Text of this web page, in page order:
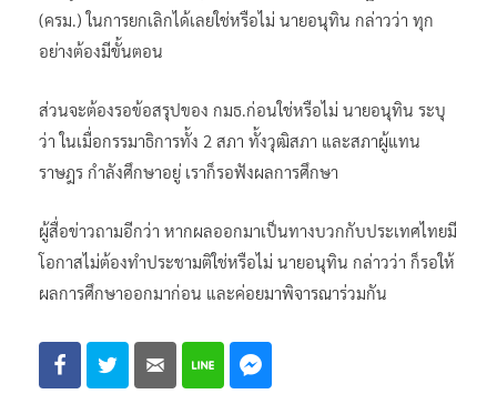
(ครม.) ในการยกเลิกได้เลยใช่หรือไม่ นายอนุทิน กล่าวว่า ทุก
อย่างต้องมีขั้นตอน
ส่วนจะต้องรอข้อสรุปของ กมธ.ก่อนใช่หรือไม่ นายอนุทิน ระบุ
ว่า ในเมื่อกรรมาธิการทั้ง 2 สภา ทั้งวุฒิสภา และสภาผู้แทน
ราษฎร กำลังศึกษาอยู่ เราก็รอฟังผลการศึกษา
ผู้สื่อข่าวถามอีกว่า หากผลออกมาเป็นทางบวกกับประเทศไทยมี
โอกาสไม่ต้องทำประชามติใช่หรือไม่ นายอนุทิน กล่าวว่า ก็รอให้
ผลการศึกษาออกมาก่อน และค่อยมาพิจารณาร่วมกัน